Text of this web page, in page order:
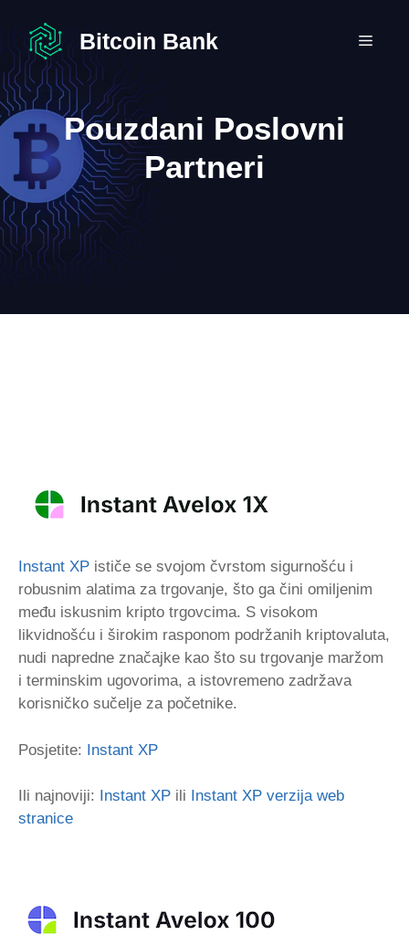
sadržaj
Bitcoin Bank
Pouzdani Poslovni
Partneri
Instant XP ističe se svojom čvrstom sigurnošću i
robusnim alatima za trgovanje, što ga čini omiljenim
među iskusnim kripto trgovcima. S visokom
likvidnošću i širokim rasponom podržanih kriptovaluta,
nudi napredne značajke kao što su trgovanje maržom
i terminskim ugovorima, a istovremeno zadržava
korisničko sučelje za početnike.
Posjetite: Instant XP
Ili najnoviji: Instant XP ili Instant XP verzija web
stranice